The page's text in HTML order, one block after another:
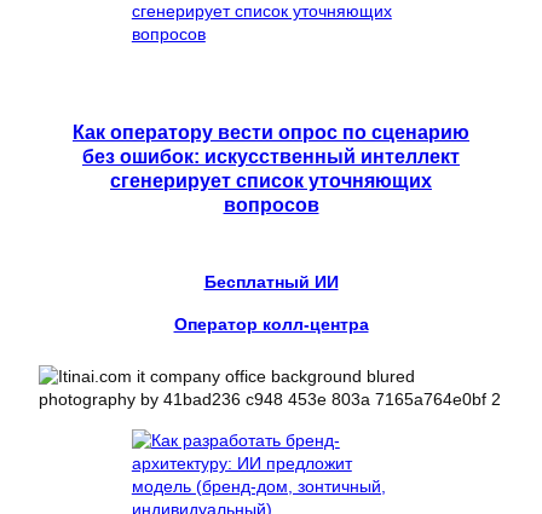
Как оператору вести опрос по сценарию
без ошибок: искусственный интеллект
сгенерирует список уточняющих
вопросов
Бесплатный ИИ
Оператор колл-центра